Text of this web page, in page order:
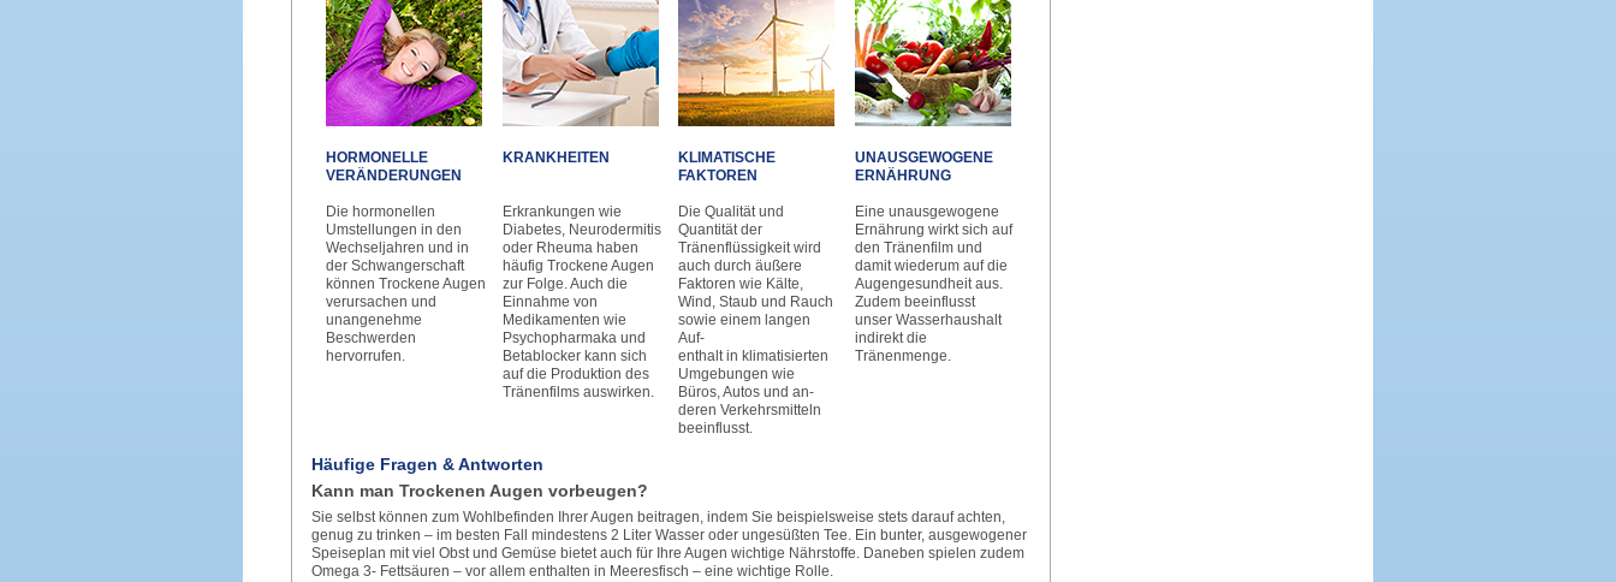
HORMONELLE
VERÄNDERUNGEN
Die hormonellen
Umstellungen in den
Wechseljahren und in
der Schwangerschaft
können Trockene Augen
verursa­chen und
unangenehme
Beschwerden
hervorrufen.
KRANKHEITEN
Erkrankungen wie
Diabetes, Neurodermi­tis
oder Rheuma haben
häufig Trockene Augen
zur Folge. Auch die
Einnahme von
Medikamenten wie
Psychopharmaka und
Betablocker kann sich
auf die Produktion des
Tränenfilms auswirken.
KLIMATISCHE
FAKTOREN
Die Qualität und
Quantität der
Tränenflüs­sigkeit wird
auch durch äußere
Faktoren wie Kälte,
Wind, Staub und Rauch
sowie einem langen
Auf-
enthalt in klimatisierten
Umgebungen wie
Büros, Autos und an­
deren Verkehrsmitteln
beeinflusst.
UNAUSGEWOGENE
ERNÄHRUNG
Eine unausgewogene
Ernährung wirkt sich auf
den Tränenfilm und
damit wiederum auf die
Augengesundheit aus.
Zudem beeinflusst
unser Wasserhaushalt
indirekt die
Tränenmenge.
Häufige Fragen & Antworten
Kann man Trockenen Augen vorbeugen?
Sie selbst können zum Wohlbefinden Ihrer Augen beitragen, indem Sie beispielsweise stets darauf achten,
genug zu trinken – im besten Fall mindestens 2 Liter Wasser oder ungesüßten Tee. Ein bunter, ausgewogener
Speiseplan mit viel Obst und Gemüse bietet auch für Ihre Augen wichtige Nährstoffe. Daneben spielen zudem
Omega 3- Fettsäuren – vor allem enthalten in Meeresfisch – eine wichtige Rolle.